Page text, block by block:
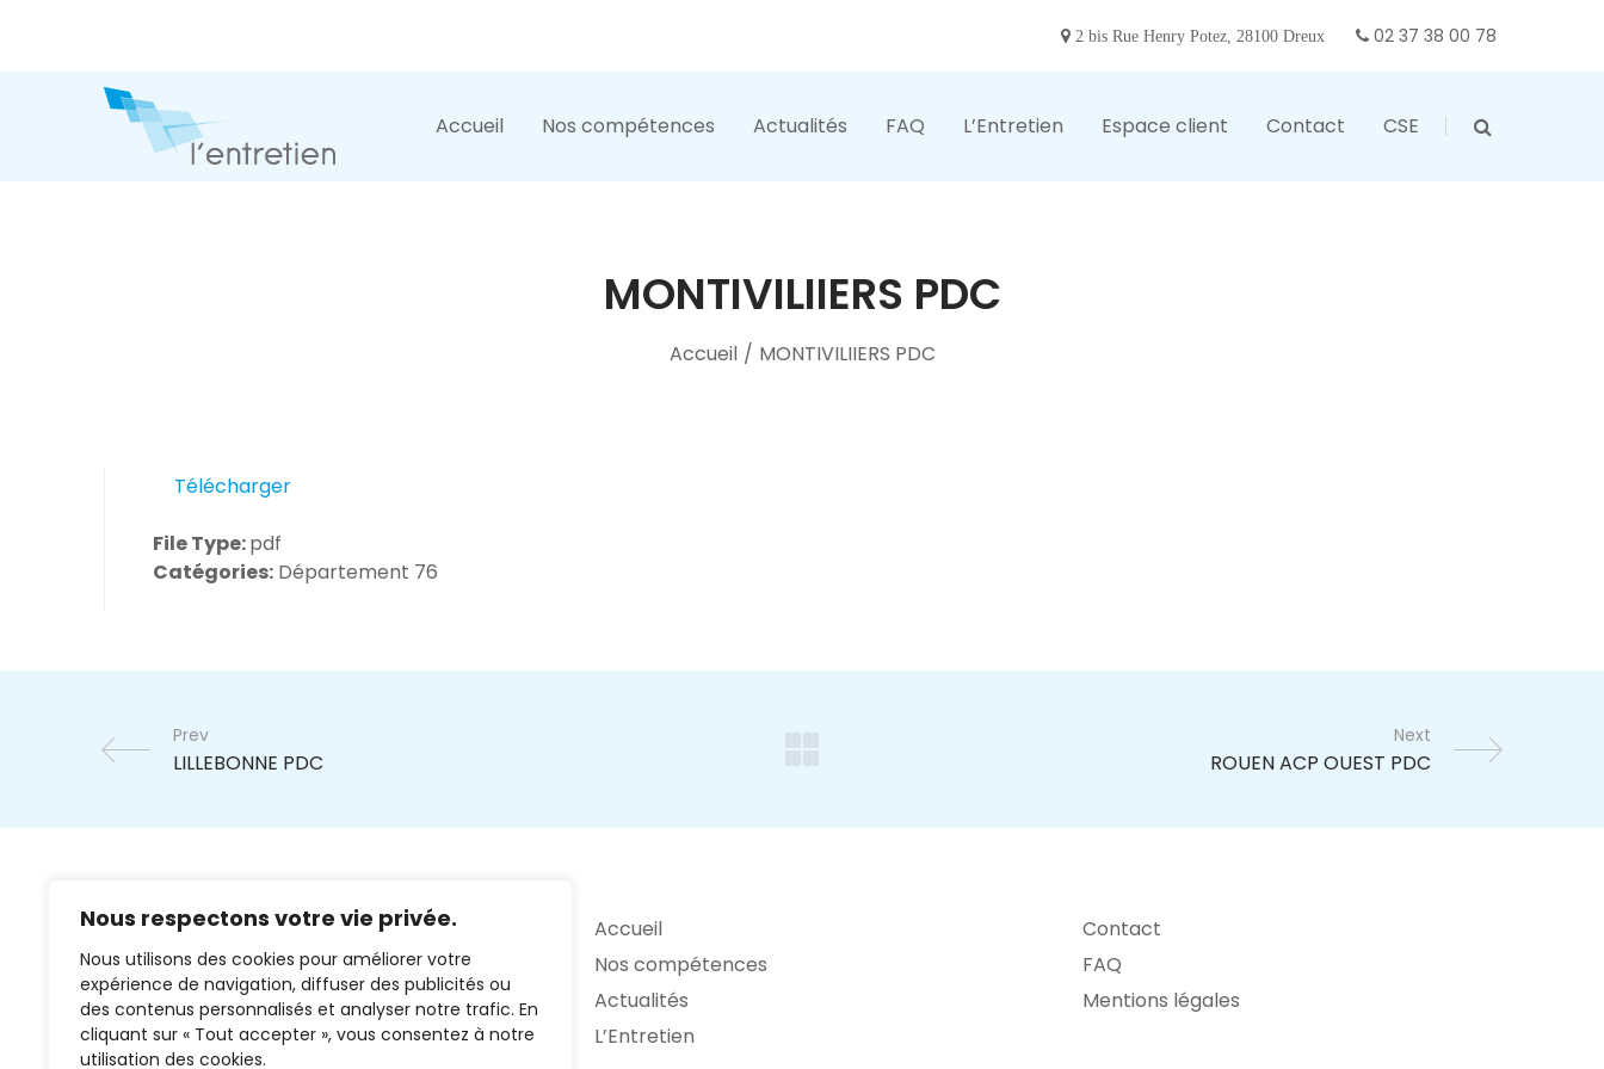
Nous respectons votre vie privée.
Nous utilisons des cookies pour améliorer votre
expérience de navigation, diffuser des publicités ou
des contenus personnalisés et analyser notre trafic. En
cliquant sur « Tout accepter », vous consentez à notre
utilisation des cookies.
2 bis Rue Henry Potez, 28100 Dreux 02 37 38 00 78
Accueil Nos compétences Actualités FAQ L’Entretien Espace client Contact CSE
MONTIVILIIERS PDC
Accueil / MONTIVILIIERS PDC
Télécharger
File Type:pdf
Catégories: Département 76
Prev Next
02 37 38 00 78
Accueil
Nos compétences
Actualités
L’Entretien
Contact
FAQ
Mentions légales